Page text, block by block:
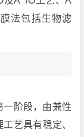
法包括生物滤
一阶段，由兼性
艺具有稳定、